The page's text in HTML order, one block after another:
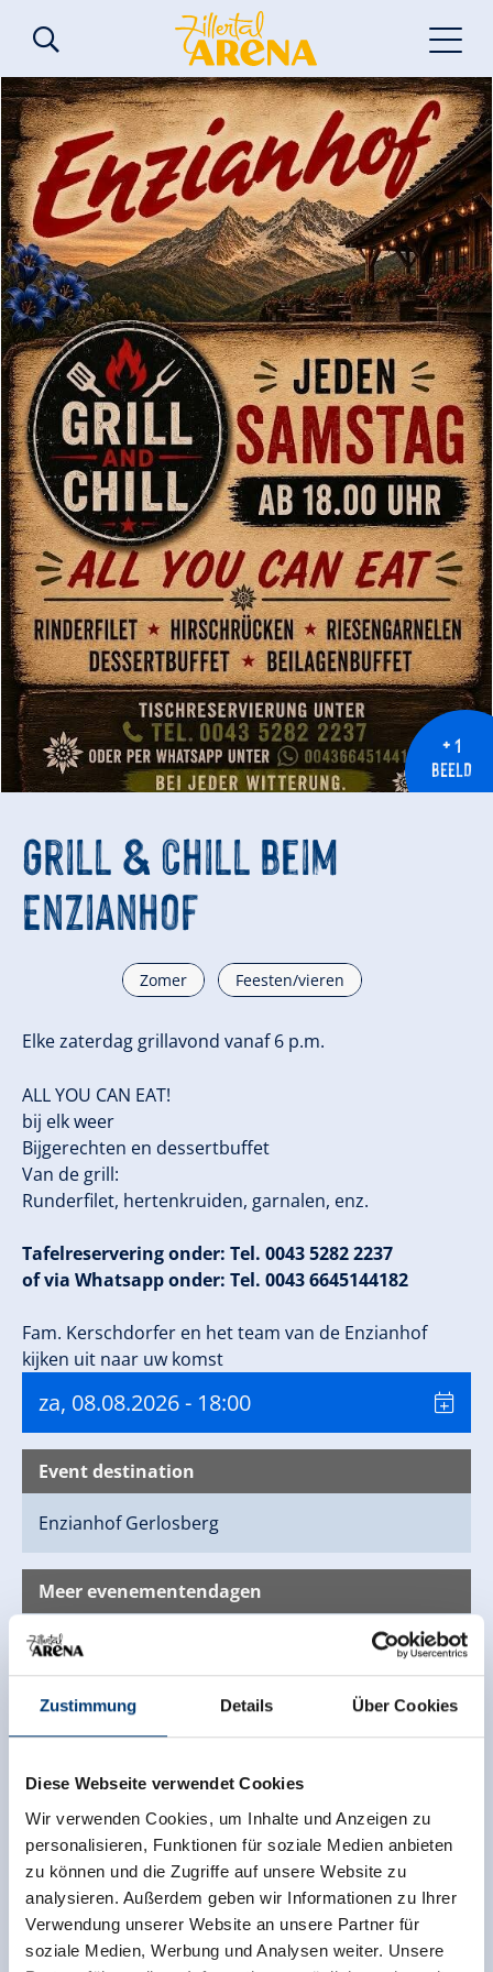
Zustimmung Details Über Cookies
Diese Webseite verwendet Cookies
Wir verwenden Cookies, um Inhalte und Anzeigen zu
personalisieren, Funktionen für soziale Medien anbieten
zu können und die Zugriffe auf unsere Website zu
analysieren. Außerdem geben wir Informationen zu Ihrer
Verwendung unserer Website an unsere Partner für
soziale Medien, Werbung und Analysen weiter. Unsere
+ 1
BEELD
Grill & Chill beim
Enzianhof
Zomer Feesten/vieren
Elke zaterdag grillavond vanaf 6 p.m.
ALL YOU CAN EAT!
bij elk weer
Bijgerechten en dessertbuffet
Van de grill:
Runderfilet, hertenkruiden, garnalen, enz.
Tafelreservering onder: Tel. 0043 5282 2237
of via Whatsapp onder: Tel. 0043 6645144182
Fam. Kerschdorfer en het team van de Enzianhof
kijken uit naar uw komst
za, 08.08.2026- 18:00
Event destination
EnzianhofGerlosberg
Meer evenementendagen
za, 15.08.2026 - 18:00 uur
za, 29.08.2026 - 18:00 uur
za, 05.09.2026 - 18:00 uur
za, 12.09.2026 - 18:00 uur
za, 19.09.2026 - 18:00 uur
za, 26.09.2026 - 18:00 uur